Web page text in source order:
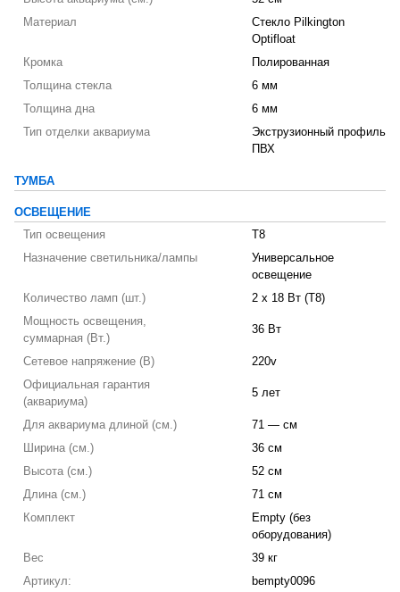
Материал
Стекло Pilkington
Optifloat
Кромка
Полированная
Толщина стекла
6 мм
Толщина дна
6 мм
Тип отделки аквариума
Экструзионный профиль
ПВХ
ТУМБА
ОСВЕЩЕНИЕ
Тип освещения
T8
Назначение светильника/лампы
Универсальное
освещение
Количество ламп (шт.)
2 х 18 Вт (T8)
Мощность освещения,
суммарная (Вт.)
36 Вт
Сетевое напряжение (В)
220v
Официальная гарантия
(аквариума)
5 лет
Для аквариума длиной (см.)
71 — см
Ширина (см.)
36 см
Высота (см.)
52 см
Длина (см.)
71 см
Комплект
Empty (без
оборудования)
Вес
39 кг
Артикул:
bempty0096